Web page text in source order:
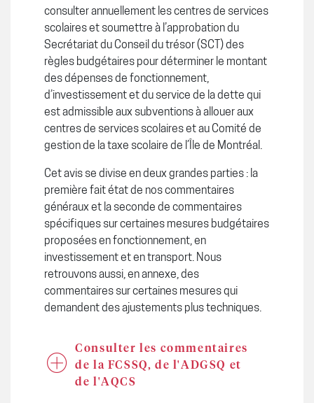
consulter annuellement les centres de services
scolaires et soumettre à l’approbation du
Secrétariat du Conseil du trésor (SCT) des
règles budgétaires pour déterminer le montant
des dépenses de fonctionnement,
d’investissement et du service de la dette qui
est admissible aux subventions à allouer aux
centres de services scolaires et au Comité de
gestion de la taxe scolaire de l’Île de Montréal.
Cet avis se divise en deux grandes parties : la
première fait état de nos commentaires
généraux et la seconde de commentaires
spécifiques sur certaines mesures budgétaires
proposées en fonctionnement, en
investissement et en transport. Nous
retrouvons aussi, en annexe, des
commentaires sur certaines mesures qui
demandent des ajustements plus techniques.
Consulter les commentaires
de la FCSSQ, de l'ADGSQ et
de l'AQCS